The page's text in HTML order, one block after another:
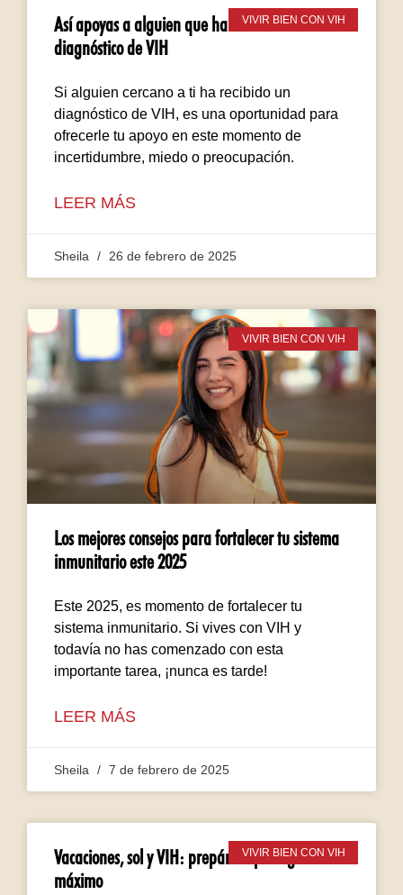
VIVIR BIEN CON VIH
Así apoyas a alguien que ha recibido un
diagnóstico de VIH
Si alguien cercano a ti ha recibido un
diagnóstico de VIH, es una oportunidad para
ofrecerle tu apoyo en este momento de
incertidumbre, miedo o preocupación.
LEER MÁS
Sheila 26 de febrero de 2025
VIVIR BIEN CON VIH
Los mejores consejos para fortalecer tu sistema
inmunitario este 2025
Este 2025, es momento de fortalecer tu
sistema inmunitario. Si vives con VIH y
todavía no has comenzado con esta
importante tarea, ¡nunca es tarde!
LEER MÁS
Sheila 7 de febrero de 2025
VIVIR BIEN CON VIH
Vacaciones, sol y VIH: prepárate para gozar al
máximo